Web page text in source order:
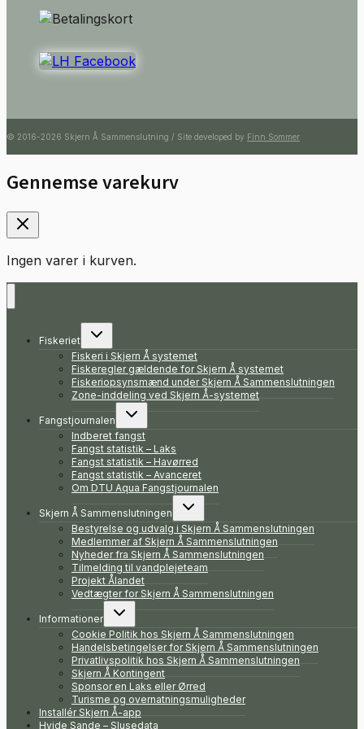
© 2016-2026 Skjern Å Sammenslutning / Site developed by Finn Sommer
Gennemse varekurv
Ingen varer i kurven.
Fiskeriet
Skift
Fiskeri i Skjern Å systemet
Fiskeregler gældende for Skjern Å systemet
Fiskeriopsynsmænd under Skjern Å Sammenslutningen
Zone-inddeling ved Skjern Å-systemet
Fangstjournalen
Skift
Indberet fangst
Fangst statistik – Laks
Fangst statistik – Havørred
Fangst statistik – Avanceret
Om DTU Aqua Fangstjournalen
Skjern Å Sammenslutningen
Skift
Bestyrelse og udvalg i Skjern Å Sammenslutningen
Medlemmer af Skjern Å Sammenslutningen
Nyheder fra Skjern Å Sammenslutningen
Tilmelding til vandplejeteam
Projekt Ålandet
Vedtægter for Skjern Å Sammenslutningen
Informationer
Skift
Cookie Politik hos Skjern Å Sammenslutningen
Handelsbetingelser for Skjern Å Sammenslutningen
Privatlivspolitik hos Skjern Å Sammenslutningen
Skjern Å Kontingent
Sponsor en Laks eller Ørred
Turisme og overnatningsmuligheder
Installér Skjern Å-app
Hvide Sande – Slusedata